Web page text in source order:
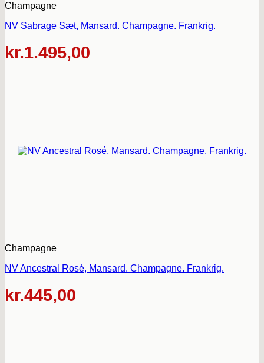
Champagne
NV Sabrage Sæt, Mansard. Champagne. Frankrig.
kr.1.495,00
Champagne
NV Ancestral Rosé, Mansard. Champagne. Frankrig.
kr.445,00